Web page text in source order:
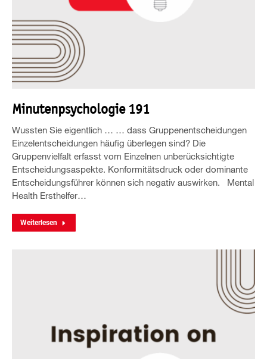
Minutenpsychologie 191
Wussten Sie eigentlich … … dass Gruppenentscheidungen
Einzelentscheidungen häufig überlegen sind? Die
Gruppenvielfalt erfasst vom Einzelnen unberücksichtigte
Entscheidungsaspekte. Konformitätsdruck oder dominante
Entscheidungsführer können sich negativ auswirken. Mental
Health Ersthelfer…
Weiterlesen